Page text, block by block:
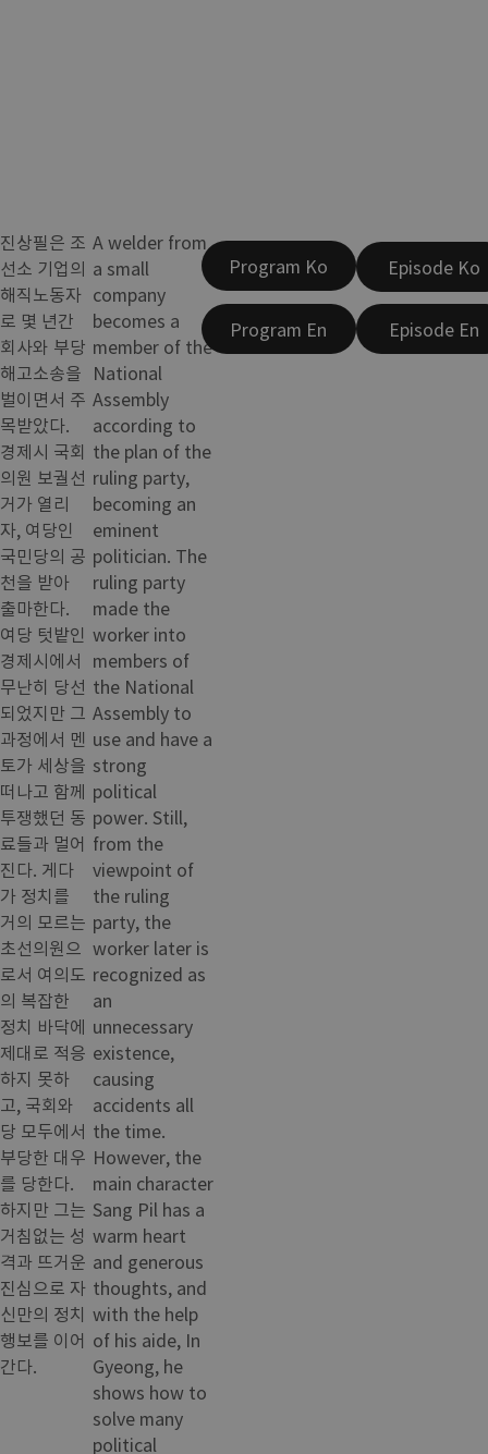
진상필은 조
선소 기업의
해직노동자
로 몇 년간
회사와 부당
해고소송을
벌이면서 주
목받았다.
경제시 국회
의원 보궐선
거가 열리
자, 여당인
국민당의 공
천을 받아
출마한다.
여당 텃밭인
경제시에서
무난히 당선
되었지만 그
과정에서 멘
토가 세상을
떠나고 함께
투쟁했던 동
료들과 멀어
진다. 게다
가 정치를
거의 모르는
초선의원으
로서 여의도
의 복잡한
정치 바닥에
제대로 적응
하지 못하
고, 국회와
당 모두에서
부당한 대우
를 당한다.
하지만 그는
거침없는 성
격과 뜨거운
진심으로 자
신만의 정치
행보를 이어
간다.
A welder from
a small
company
becomes a
member of the
National
Assembly
according to
the plan of the
ruling party,
becoming an
eminent
politician. The
ruling party
made the
worker into
members of
the National
Assembly to
use and have a
strong
political
power. Still,
from the
viewpoint of
the ruling
party, the
worker later is
recognized as
an
unnecessary
existence,
causing
accidents all
the time.
However, the
main character
Sang Pil has a
warm heart
and generous
thoughts, and
with the help
of his aide, In
Gyeong, he
shows how to
solve many
political
Program Ko
Program En
Episode Ko
Episode En